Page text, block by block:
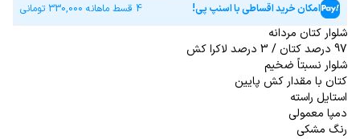
امکان خرید اقساطی با اسنپ پی! 4 قسط ماهانه 330,000 تومانی
شلوار کتان مردانه
97 درصد کتان / 3 درصد لاکرا کش
شلوار نسبتاً ضخیم
کتان با مقدار کش پایین
استایل راسته
دمپا معمولی
رنگ مشکی